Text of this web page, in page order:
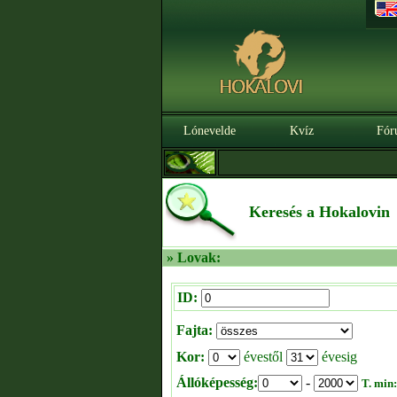
Lónevelde Kvíz
Keresés a Hokalovin
» Lovak:
ID:
Fajta:
Kor:
évestől
évesig
Állóképesség:
- T.